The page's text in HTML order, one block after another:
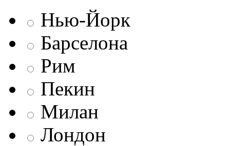
Нью-Йорк
Барселона
Рим
Пекин
Милан
Лондон